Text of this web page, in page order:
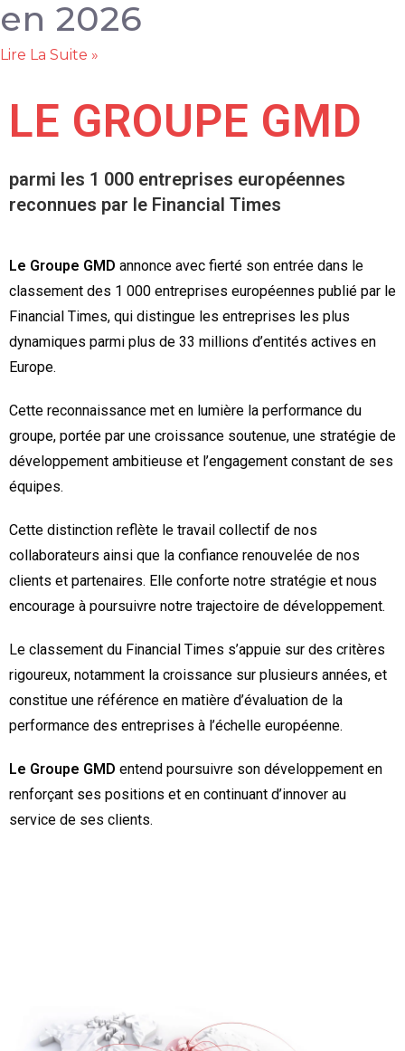
en 2026
Lire La Suite »
LE GROUPE GMD
parmi les 1 000 entreprises européennes
reconnues par le Financial Times
Le Groupe GMD annonce avec fierté son entrée dans le
classement des 1 000 entreprises européennes publié par le
Financial Times, qui distingue les entreprises les plus
dynamiques parmi plus de 33 millions d’entités actives en
Europe.
Cette reconnaissance met en lumière la performance du
groupe, portée par une croissance soutenue, une stratégie de
développement ambitieuse et l’engagement constant de ses
équipes.
Cette distinction reflète le travail collectif de nos
collaborateurs ainsi que la confiance renouvelée de nos
clients et partenaires. Elle conforte notre stratégie et nous
encourage à poursuivre notre trajectoire de développement.
Le classement du Financial Times s’appuie sur des critères
rigoureux, notamment la croissance sur plusieurs années, et
constitue une référence en matière d’évaluation de la
performance des entreprises à l’échelle européenne.
Le Groupe GMD entend poursuivre son développement en
renforçant ses positions et en continuant d’innover au
service de ses clients.